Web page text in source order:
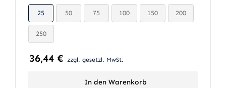
25 50 75 100 150 200
250
36,44 € zzgl. gesetzl. MwSt.
In den Warenkorb